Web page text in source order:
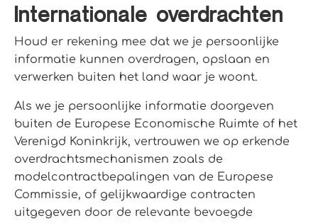
Internationale overdrachten
Houd er rekening mee dat we je persoonlijke
informatie kunnen overdragen, opslaan en
verwerken buiten het land waar je woont.
Als we je persoonlijke informatie doorgeven
buiten de Europese Economische Ruimte of het
Verenigd Koninkrijk, vertrouwen we op erkende
overdrachtsmechanismen zoals de
modelcontractbepalingen van de Europese
Commissie, of gelijkwaardige contracten
uitgegeven door de relevante bevoegde